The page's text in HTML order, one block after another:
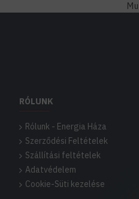
RÓLUNK
Rólunk - Energia Háza
Szerződési Feltételek
Szállítási feltételek
Adatvédelem
Cookie-Süti kezelése